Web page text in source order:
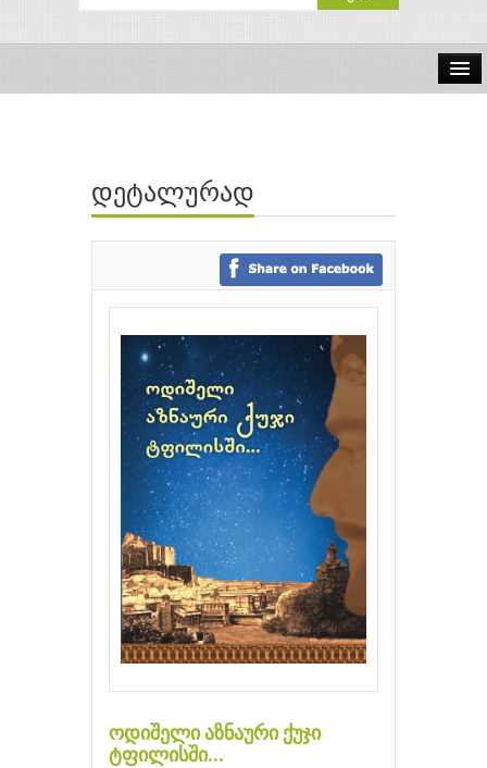
ავტორები
გამომცემლობები
დეტალურად
ოდიშელი აზნაური ქუჯი
ტფილისში...